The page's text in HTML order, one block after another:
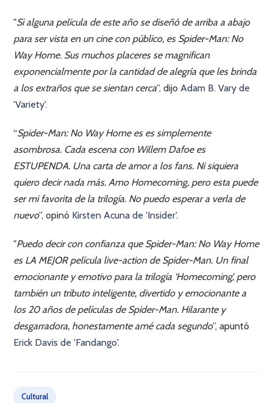
"Si alguna película de este año se diseñó de arriba a abajo
para ser vista en un cine con público, es Spider-Man: No
Way Home. Sus muchos placeres se magnifican
exponencialmente por la cantidad de alegría que les brinda
a los extraños que se sientan cerca”, dijoAdam B. Vary de
'Variety'.
“Spider-Man: No Way Home es es simplemente
asombrosa. Cada escena con Willem Dafoe es
ESTUPENDA. Una carta de amor a los fans. Ni siquiera
quiero decir nada más. Amo Homecoming, pero esta puede
ser mi favorita de la trilogía. No puedo esperar a verla de
nuevo”, opinó Kirsten Acuna de 'Insider'.
"Puedo decir con confianza que Spider-Man: No Way Home
es LA MEJOR película live-action de Spider-Man. Un final
emocionante y emotivo para la trilogía ‘Homecoming’, pero
también un tributo inteligente, divertido y emocionante a
los 20 años de películas de Spider-Man. Hilarante y
desgarradora, honestamente amé cada segundo”, apuntó
Erick Davis de 'Fandango'.
Cultural